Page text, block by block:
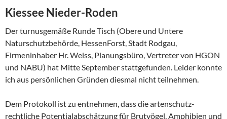
Kiessee Nieder-Roden
Der turnusgemäße Runde Tisch (Obere und Untere
Naturschutzbehörde, HessenForst, Stadt Rodgau,
Firmeninhaber Hr. Weiss, Planungsbüro, Vertreter von HGON
und NABU) hat Mitte September stattgefunden. Leider konnte
ich aus persönlichen Gründen diesmal nicht teilnehmen.
Dem Protokoll ist zu entnehmen, dass die artenschutz-
rechtliche Potentialabschätzung für Brutvögel, Amphibien und